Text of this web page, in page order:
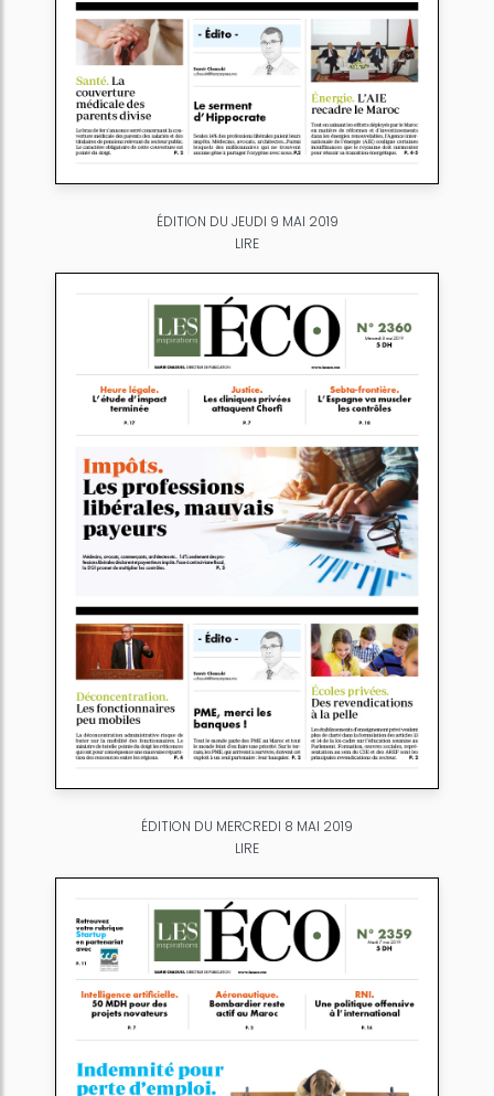
ÉDITION DU JEUDI 9 MAI 2019
LIRE
ÉDITION DU MERCREDI 8 MAI 2019
LIRE